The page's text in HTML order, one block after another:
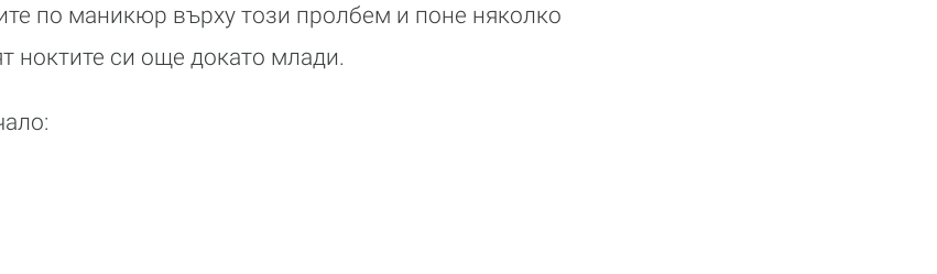
по маникюр върху този пролбем и поне няколко
ноктите си още докато млади.